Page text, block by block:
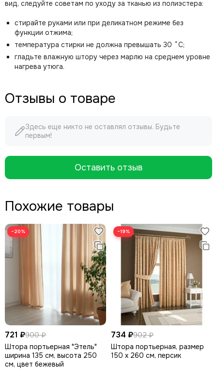
вид, следуйте советам по уходу за тканью из полиэстера:
стирайте руками или при деликатном режиме без
функции отжима;
температура стирки не должна превышать 30 ˚С;
гладьте влажную штору через марлю на среднем уровне
нагрева утюга.
Отзывы о товаре
Здесь еще никто не оставлял отзывы. Будьте
первым!
Оставить отзыв
Похожие товары
−20%
721 ₽900 ₽
Штора портьерная "Этель"
ширина 135 см, высота 250
см, цвет бежевый
−19%
734 ₽902 ₽
Штора портьерная, размер
150 х 260 см, персик